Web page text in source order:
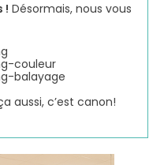
! Désormais, nous vous
couleur​
balayage​
aussi, c’est canon!